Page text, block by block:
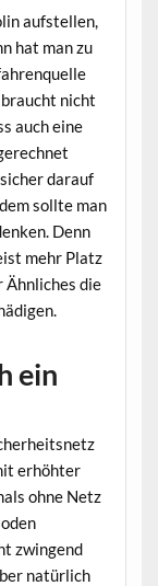
aufstellen,
hat man zu
nicht
auch eine
darauf
sollte man
Denn
mehr Platz
Ähnliches die
ein
erhöhter
ohne Netz
zwingend
natürlich